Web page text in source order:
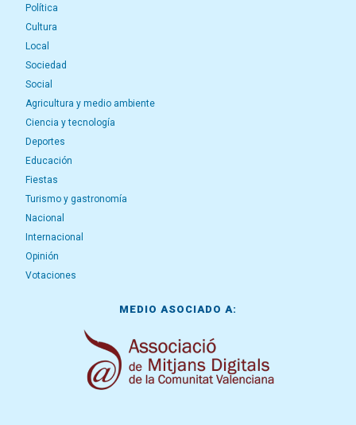
Política
Cultura
Local
Sociedad
Social
Agricultura y medio ambiente
Ciencia y tecnología
Deportes
Educación
Fiestas
Turismo y gastronomía
Nacional
Internacional
Opinión
Votaciones
MEDIO ASOCIADO A: